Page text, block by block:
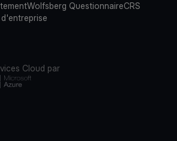
Wolfsberg QuestionnaireCRS
Cloud par